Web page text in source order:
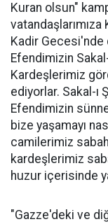
Kuran olsun"
vatandaşlarımıza
Kadir Gecesi'nde
Efendimizin
Kardeşlerimiz
ediyorlar. Sakal-
Efendimizin
bize yaşamayı
camilerimiz
kardeşlerimiz
huzur içerisinde
"Gazze'deki ve